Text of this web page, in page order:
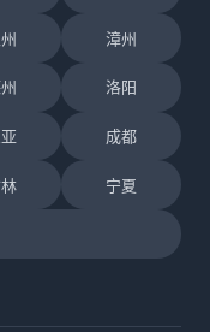
漳州
洛阳
成都
宁夏